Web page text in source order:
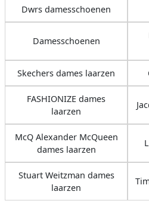
Dwrs damesschoenen
Damesschoenen
Skechers dames laarzen
FASHIONIZE dames
laarzen
McQ Alexander McQueen
dames laarzen
Stuart Weitzman dames
laarzen